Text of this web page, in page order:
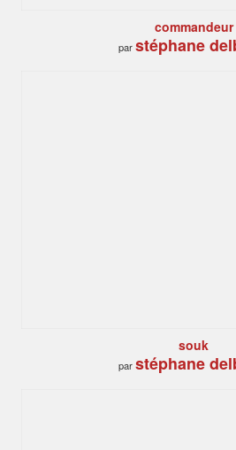
commandeur
parstéphane
souk
parstéphane